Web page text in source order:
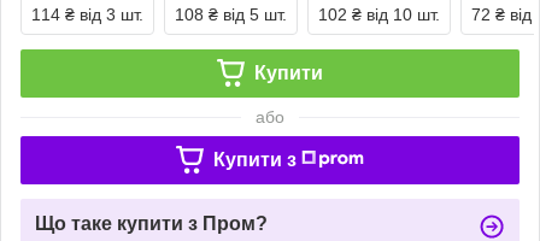
114 ₴ від 3 шт. 108 ₴ від 5 шт. 102 ₴ від 10 шт. 72 ₴ від
Купити
або
Купити з
Що таке купити з Пром?